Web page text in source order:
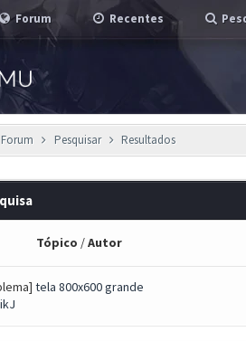
Forum Recentes
Pesquisar Resultados
Tópico /Autor
tela 800x600 grande